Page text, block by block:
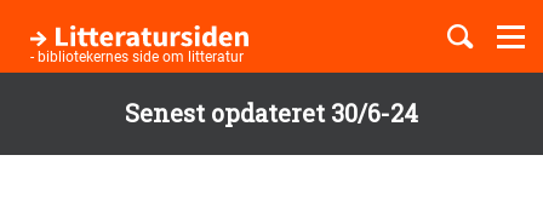
Senest opdateret 30/6-24
- bibliotekernes side om litteratur
Børnebøger